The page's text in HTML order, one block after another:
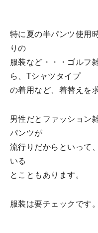
特に夏の半パンツ使用
りの
服装など・・・ゴルフ
ら、Tシャツタイプ
の着用など、着替えを
男性だとファッション
パンツが
流行りだからといって
いる
とこともあります。
服装は要チェックです。